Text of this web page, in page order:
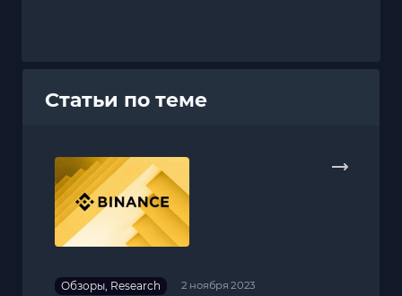
Статьи по теме
Обзоры, Research 2 ноября 2023